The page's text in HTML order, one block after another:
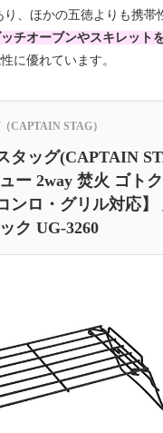
り、ほかの五徳よりも携帯
チオーブンやスキレット
に優れています。
CAPTAIN STAG）
タッグ(CAPTAIN
ー 2way 焚火 ゴト
ンロ・グリル対応
ク UG-3260